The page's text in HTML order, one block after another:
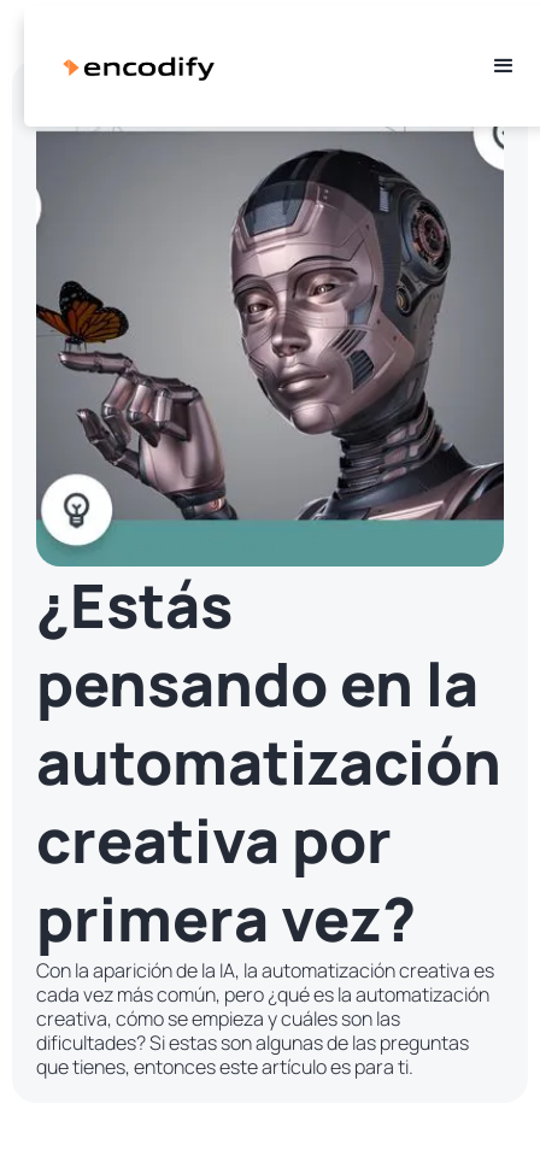
¿Estás
pensando en la
automatización
creativa por
primera vez?
Con la aparición de la IA, la automatización creativa es
cada vez más común, pero ¿qué es la automatización
creativa, cómo se empieza y cuáles son las
dificultades? Si estas son algunas de las preguntas
que tienes, entonces este artículo es para ti.